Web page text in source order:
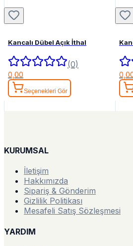
Kancalı Dübel Açık İthal
(0)
0,00
Seçenekleri Gör
KURUMSAL
İletişim
Hakkımızda
Sipariş & Gönderim
Gizlilik Politikası
Mesafeli Satış Sözleşmesi
YARDIM